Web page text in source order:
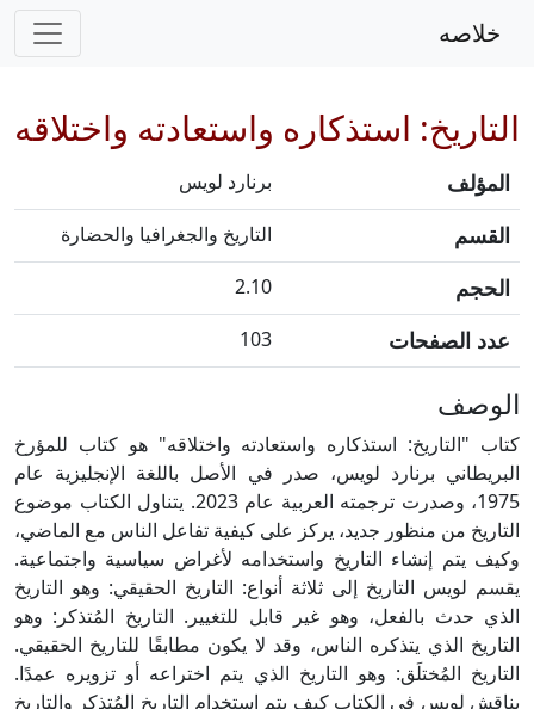
خلاصه
التاريخ: استذكاره واستعادته واختلاقه
المؤلف برنارد لويس
القسم التاريخ والجغرافيا والحضارة
الحجم 2.10
عدد الصفحات 103
الوصف
كتاب "التاريخ: استذكاره واستعادته واختلاقه" هو كتاب للمؤرخ
البريطاني برنارد لويس، صدر في الأصل باللغة الإنجليزية عام
1975، وصدرت ترجمته العربية عام 2023. يتناول الكتاب موضوع
التاريخ من منظور جديد، يركز على كيفية تفاعل الناس مع الماضي،
وكيف يتم إنشاء التاريخ واستخدامه لأغراض سياسية واجتماعية.
يقسم لويس التاريخ إلى ثلاثة أنواع: التاريخ الحقيقي: وهو التاريخ
الذي حدث بالفعل، وهو غير قابل للتغيير. التاريخ المُتذكر: وهو
التاريخ الذي يتذكره الناس، وقد لا يكون مطابقًا للتاريخ الحقيقي.
التاريخ المُختلَق: وهو التاريخ الذي يتم اختراعه أو تزويره عمدًا.
يناقش لويس في الكتاب كيف يتم استخدام التاريخ المُتذكر والتاريخ